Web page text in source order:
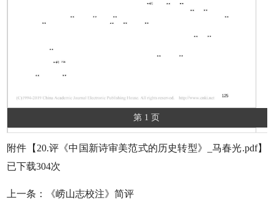
第 1 页
附件【 20.评《中国新诗审美范式的历史转型》_马春光.pdf】
已下载304次
上一条： 《崂山志校注》简评